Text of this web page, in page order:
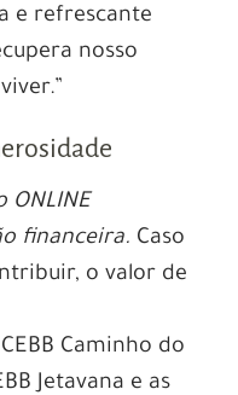
e refrescante
nosso
ONLINE
financeira. Caso
o valor de
Caminho do
Jetavana e as